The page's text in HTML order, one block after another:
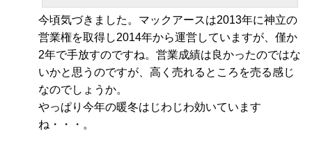
今頃気づきました。マックアースは2013年に神立の
営業権を取得し2014年から運営していますが、僅か
2年で手放すのですね。営業成績は良かったのではな
いかと思うのですが、高く売れるところを売る感じ
なのでしょうか。
やっぱり今年の暖冬はじわじわ効いています
ね・・・。